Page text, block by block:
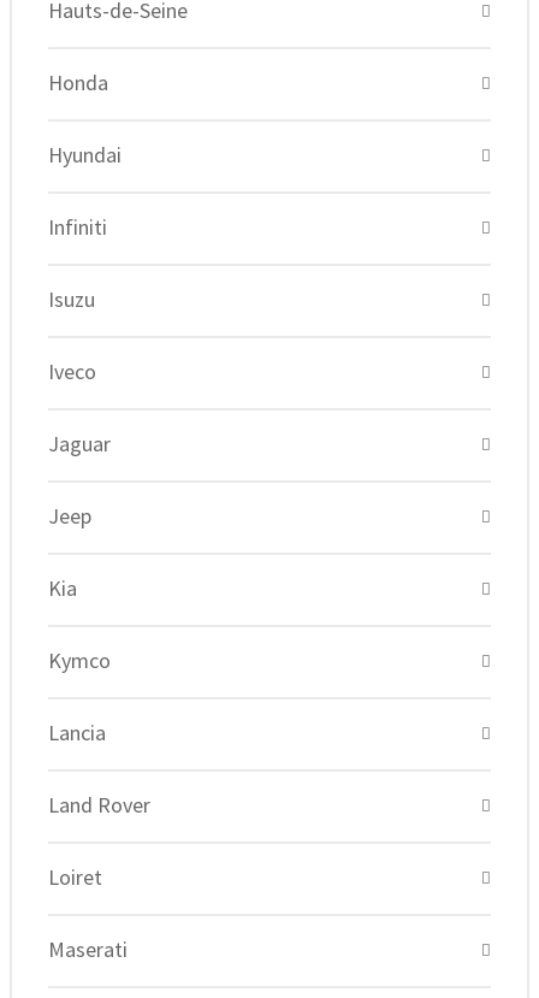
Hauts-de-Seine
Honda
Hyundai
Infiniti
Isuzu
Iveco
Jaguar
Jeep
Kia
Kymco
Lancia
Land Rover
Loiret
Maserati